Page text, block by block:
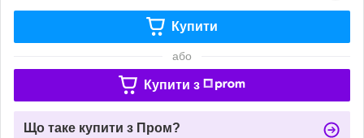
Купити
або
Купити з
Що таке купити з Пром?